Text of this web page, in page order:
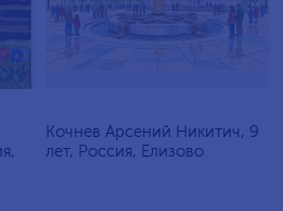
Кочнев Арсений Никитич, 9
лет, Россия, Елизово